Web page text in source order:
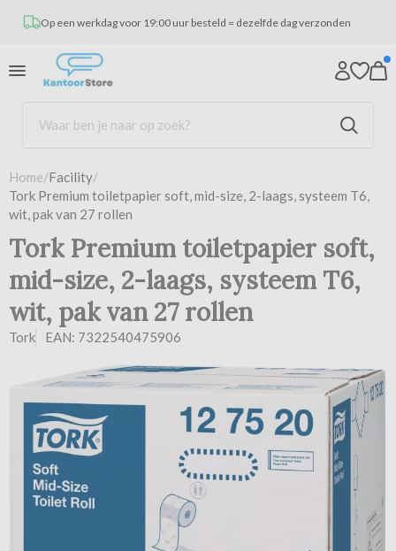
Op een werkdag voor 19:00 uur besteld = dezelfde dag verzonden
Home/Facility/
Tork Premium toiletpapier soft, mid-size, 2-laags, systeem T6,
wit, pak van 27 rollen
Tork Premium toiletpapier soft,
mid-size, 2-laags, systeem T6,
wit, pak van 27 rollen
Tork EAN: 7322540475906